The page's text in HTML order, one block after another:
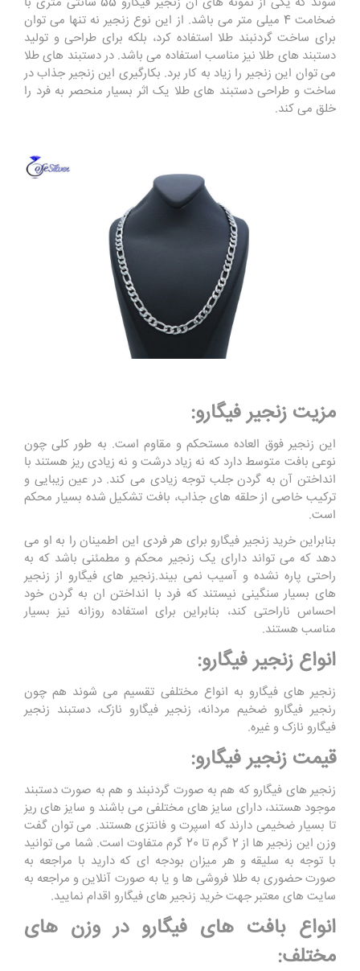
ضخامت 4 میلی متر می باشد. از این نوع زنجیر نه تنها می توان
برای ساخت گردنبند طلا استفاده کرد، بلکه برای طراحی و تولید
دستبند های طلا نیز مناسب استفاده می باشد. در دستبند های طلا
می توان این زنجیر را زیاد به کار برد. بکارگیری این زنجیر جذاب در
ساخت و طراحی دستبند های طلا یک اثر بسیار منحصر به فرد را
خلق می کند.
مزیت زنجیر فیگارو:
این زنجیر فوق العاده مستحکم و مقاوم است. به طور کلی چون
نوعی بافت متوسط دارد که نه زیاد درشت و نه زیادی ریز هستند با
انداختن آن به گردن جلب توجه زیادی می کند. در عین زیبایی و
ترکیب خاصی از حلقه های جذاب، بافت تشکیل شده بسیار محکم
است.
بنابراین خرید زنجیر فیگارو برای هر فردی این اطمینان را به او می
دهد که می تواند دارای یک زنجیر محکم و مطمئنی باشد که به
راحتی پاره نشده و آسیب نمی بیند.زنجیر های فیگارو از زنجیر
های بسیار سنگینی نیستند که فرد با انداختن ان به گردن خود
احساس ناراحتی کند، بنابراین برای استفاده روزانه نیز بسیار
مناسب هستند.
انواع زنجیر فیگارو:
زنجیر های فیگارو به انواع مختلفی تقسیم می شوند هم چون
رنجیر فیگارو ضخیم مردانه، زنجیر فیگارو نازک، دستبند زنجیر
فیگارو نازک و غیره.
قیمت زنجیر فیگارو:
زنجیر های فیگارو که هم به صورت گردنبند و هم به صورت دستبند
موجود هستند، دارای سایز های مختلفی می باشند و سایز های ریز
تا بسیار ضخیمی دارند که اسپرت و فانتزی هستند. می توان گفت
وزن این زنجیر ها از 2 گرم تا 20 گرم متفاوت است. شما می توانید
با توجه به سلیقه و هر میزان بودجه ای که دارید با مراجعه به
صورت حضوری به طلا فروشی ها و یا به صورت آنلاین و مراجعه به
سایت های معتبر جهت خرید زنجیر های فیگارو اقدام نمایید.
انواع بافت های فیگارو در وزن های
مختلف: